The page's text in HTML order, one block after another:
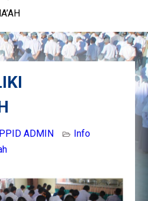
PPID ADMIN
Info